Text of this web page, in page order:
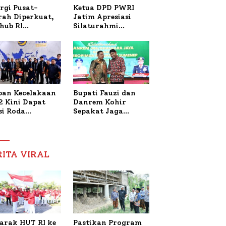
Pusat-
Diperkuat,
RI
Bahas
KM
Sentosa II
Ketua DPD PWRI
Jatim Apresiasi
Silaturahmi
dan PWRI, Sebut
Kemitraan Ideal
Polri-Pers
Kecelakaan
Kini Dapat
Roda
Nabil
Bupati Fauzi dan
Danrem Kohir
Sepakat Jaga
VIRAL
HUT RI ke
Pastikan Program